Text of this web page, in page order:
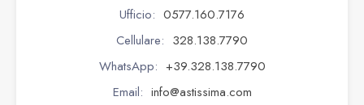
Ufficio: 0577.160.7176
Cellulare: 328.138.7790
WhatsApp: +39.328.138.7790
Email: info@astissima.com